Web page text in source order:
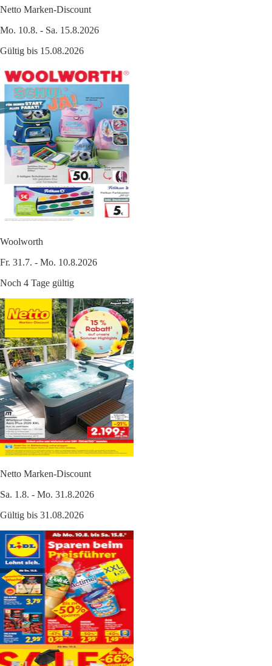
Netto Marken-Discount
Mo. 10.8. - Sa. 15.8.2026
Gültig bis 15.08.2026
Woolworth
Fr. 31.7. - Mo. 10.8.2026
Noch 4 Tage gültig
Netto Marken-Discount
Sa. 1.8. - Mo. 31.8.2026
Gültig bis 31.08.2026